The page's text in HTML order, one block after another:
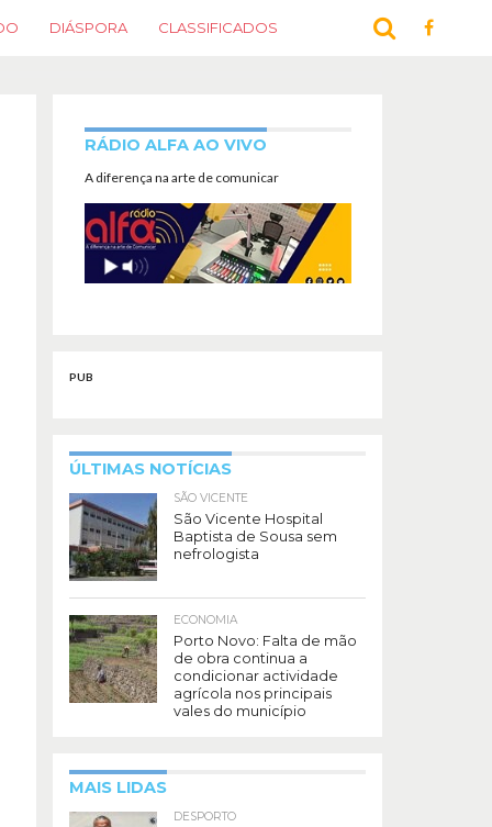
DIÁSPORA CLASSIFICADOS
RÁDIO ALFA AO VIVO
A diferença na arte de comunicar
PUB
ÚLTIMAS NOTÍCIAS
SÃO VICENTE
São Vicente Hospital
Baptista de Sousa sem
nefrologista
ECONOMIA
Porto Novo: Falta de mão
de obra continua a
condicionar actividade
agrícola nos principais
vales do município
MAIS LIDAS
DESPORTO